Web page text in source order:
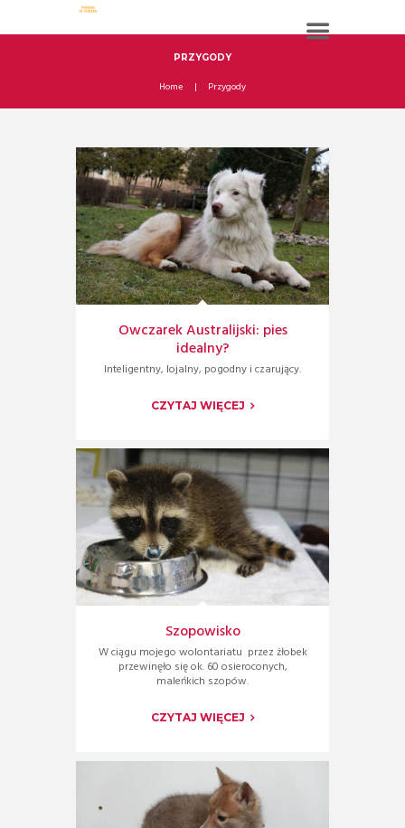
PRZYGODY
Home Przygody
Owczarek Australijski: pies
idealny?
Inteligentny, lojalny, pogodny i czarujący.
CZYTAJ WIĘCEJ
Szopowisko
W ciągu mojego wolontariatu przez żłobek
przewinęło się ok. 60 osieroconych,
maleńkich szopów.
CZYTAJ WIĘCEJ